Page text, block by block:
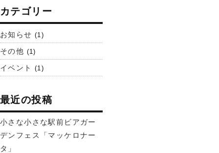
カテゴリー
お知らせ (1)
その他 (1)
イベント (1)
最近の投稿
小さな小さな駅前ビアガー
デンフェス「マッケロナー
タ」